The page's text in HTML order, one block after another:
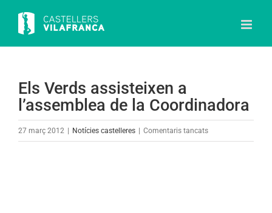
content
Els Verds assisteixen a
l’assemblea de la Coordinadora
27 març 2012 Notícies castelleres Comentaris tancatsa